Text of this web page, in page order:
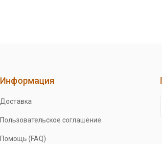
Информация
Доставка
Пользовательское соглашение
Помощь (FAQ)